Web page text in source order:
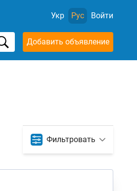
Укр Рус Войти
Добавить объявление
Фильтровать